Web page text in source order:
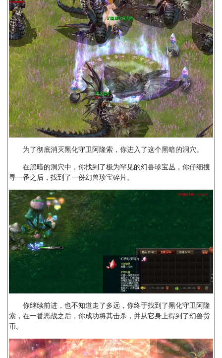
为了彻底消灭黑化守卫阿隆索，你进入了这个黑暗的洞穴。
在黑暗的洞穴中，你找到了极为罕见的幻兽珍宝丛，你仔细搜
寻一番之后，找到了一份幻兽珍宝碎片。
你继续前进，也不知道走了多远，你终于找到了黑化守卫阿隆
索，在一番恶战之后，你成功将其击杀，并从它身上得到了幻兽货
币。